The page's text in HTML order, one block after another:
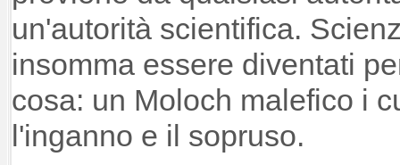
un'autorità scientifica.
insomma essere diventati
cosa: un Moloch malefico i
l'inganno e il sopruso.